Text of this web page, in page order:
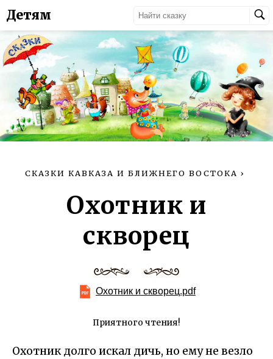
Детям
СКАЗКИ КАВКАЗА И БЛИЖНЕГО ВОСТОКА ›
Охотник и
скворец
Охотник и скворец.pdf
Приятного чтения!
Охотник долго искал дичь, но ему не везло